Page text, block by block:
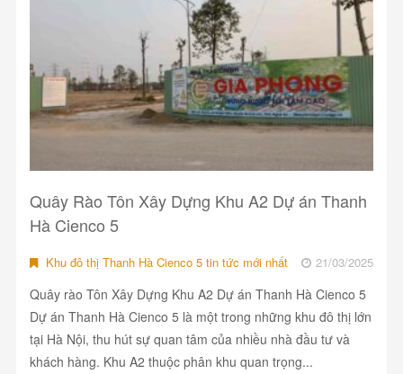
Quây Rào Tôn Xây Dựng Khu A2 Dự án Thanh
Hà Cienco 5
Khu đô thị Thanh Hà Cienco 5 tin tức mới nhất 21/03/2025
Quây rào Tôn Xây Dựng Khu A2 Dự án Thanh Hà Cienco 5
Dự án Thanh Hà Cienco 5 là một trong những khu đô thị lớn
tại Hà Nội, thu hút sự quan tâm của nhiều nhà đầu tư và
khách hàng. Khu A2 thuộc phân khu quan trọng...